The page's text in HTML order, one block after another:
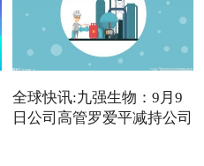
全球快讯:九强生物：9月9
日公司高管罗爱平减持公司